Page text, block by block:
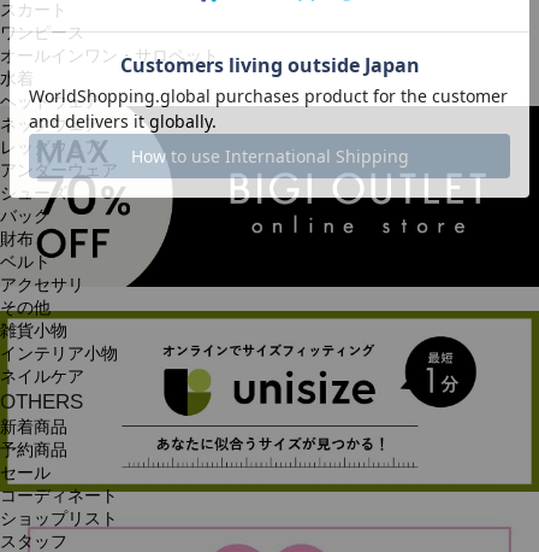
スカート
ワンピース
オールインワン・サロペット
水着
ヘッドウェア
ネックウェア
レッグウェア
アンダーウェア
シューズ
バッグ
財布
ベルト
アクセサリ
その他
雑貨小物
インテリア小物
ネイルケア
OTHERS
新着商品
予約商品
セール
コーディネート
ショップリスト
スタッフ